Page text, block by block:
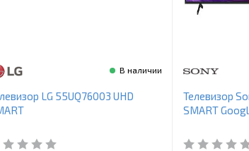
В наличии
LG 55UQ76003 UHD
Телевизор
SMART